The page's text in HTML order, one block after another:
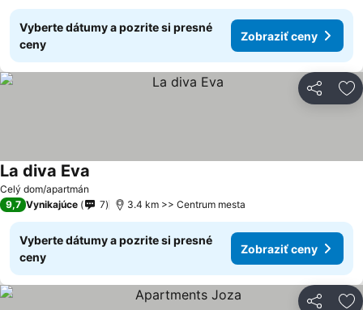
Vyberte dátumy a pozrite si presné
ceny
Zobraziť ceny
Zdieľať
Celý dom/apartmán
La diva Eva
9,7 Vynikajúce 7 3.4 km >> Centrum mesta
Vyberte dátumy a pozrite si presné
ceny
Zobraziť ceny